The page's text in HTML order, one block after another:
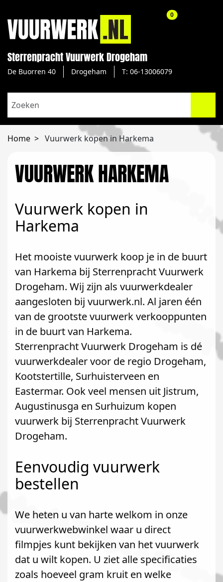
Sterrenpracht Vuurwerk Drogeham
De Buorren 40 Drogeham T: 06-13006079
0aantal
Home Vuurwerk kopen in Harkema
VUURWERK HARKEMA
Vuurwerk kopen in
Harkema
Het mooiste vuurwerk koop je in de buurt
van Harkema bij Sterrenpracht Vuurwerk
Drogeham. Wij zijn als vuurwerkdealer
aangesloten bij vuurwerk.nl. Al jaren één
van de grootste vuurwerk verkooppunten
in de buurt van Harkema.
Sterrenpracht Vuurwerk Drogeham is dé
vuurwerkdealer voor de regio Drogeham,
Kootstertille, Surhuisterveen en
Eastermar. Ook veel mensen uit Jistrum,
Augustinusga en Surhuizum kopen
vuurwerk bij Sterrenpracht Vuurwerk
Drogeham.
Eenvoudig vuurwerk
bestellen
We heten u van harte welkom in onze
vuurwerkwebwinkel waar u direct
filmpjes kunt bekijken van het vuurwerk
dat u wilt kopen. U ziet alle specificaties
zoals hoeveel gram kruit en welke